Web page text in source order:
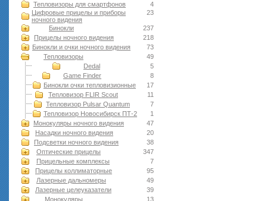
4
Тепловизоры для смартфонов
23
Цифровые прицелы и приборы
ночного видения
237
Бинокли
218
Прицелы ночного видения
73
Бинокли и очки ночного видения
49
Тепловизоры
5
Dedal
8
Game Finder
17
Бинокли очки тепловизионные
11
Тепловизор FLIR Scout
7
Тепловизор Pulsar Quantum
1
Тепловизор Новосибирск ПТ-2
47
Монокуляры ночного видения
20
Насадки ночного видения
38
Подсветки ночного видения
347
Оптические прицелы
7
Прицельные комплексы
95
Прицелы коллиматорные
49
Лазерные дальномеры
39
Лазерные целеуказатели
13
Монокуляры